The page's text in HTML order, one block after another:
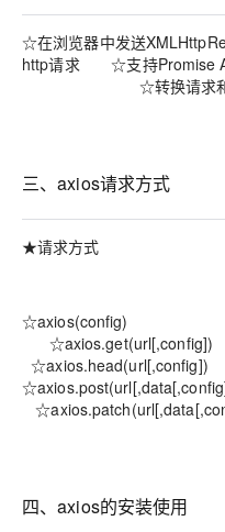
☆在浏览器中发送
http请求 ☆支持
☆转换请求和响
三、axios请求方式
★请求方式
☆axios(config)
四、axios的安装使用